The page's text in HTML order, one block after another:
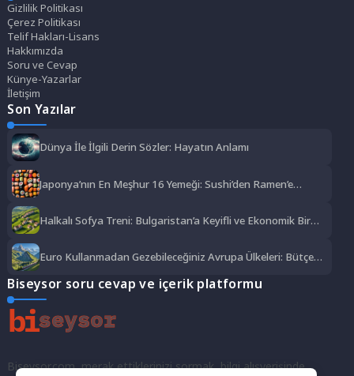
Gizlilik Politikası
Çerez Politikası
Telif Hakları-Lisans
Hakkımızda
Soru ve Cevap
Künye-Yazarlar
İletişim
Son Yazılar
Dünya İle İlgili Derin Sözler: Hayatın Anlamı
Japonya’nın En Meşhur 16 Yemeği: Sushi’den Ramen’e
Halkalı Sofya Treni: Bulgaristan’a Keyifli ve Ekonomik Bir
Euro Kullanmadan Gezebileceğiniz Avrupa Ülkeleri: Bütçe
Biseysor soru cevap ve içerik platformu
Biseysor.com, merak ettiklerinizi sormak, bilgi alışverişinde